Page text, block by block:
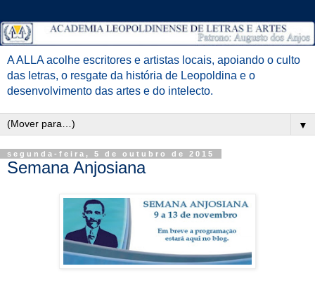
A ALLA acolhe escritores e artistas locais, apoiando o culto
das letras, o resgate da história de Leopoldina e o
desenvolvimento das artes e do intelecto.
▼
segunda-feira, 5 de outubro de 2015
Semana Anjosiana